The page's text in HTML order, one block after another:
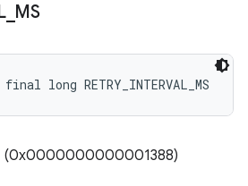
_ MS
long RETRY_INTERVAL_MS
(0x0000000000001388)